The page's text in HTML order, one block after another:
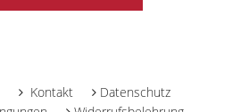
Kontakt
Datenschutz